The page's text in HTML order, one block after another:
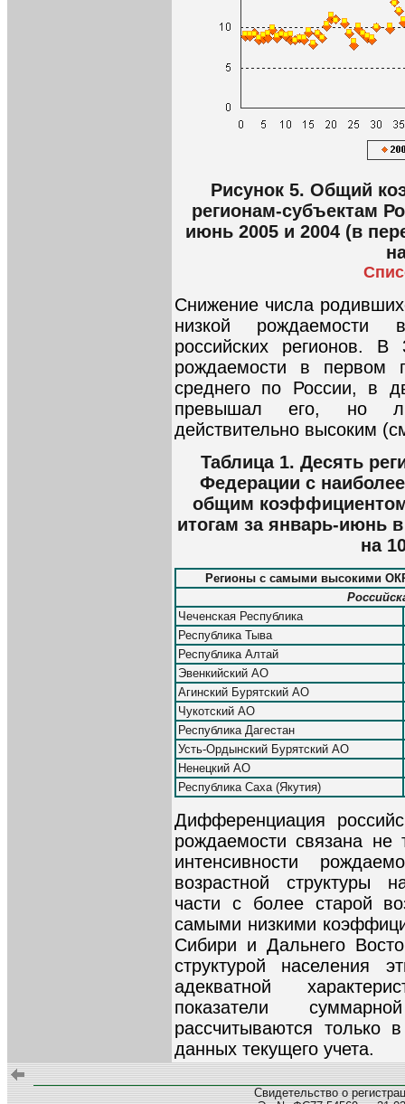
Рисунок 5. Общий
регионам-субъектам
июнь 2005 и 2004 (в
Снижение числа
низкой рождаемости
российских регионов.
рождаемости в первом
среднего по России, в
превышал его, но
действительно высоким
Таблица 1. Десять
Федерации с
общим
итогам за январь-июнь
на
Регионы с самыми высокими
Чеченская Республика
Республика Тыва
Республика Алтай
Эвенкийский АО
Агинский Бурятский АО
Чукотский АО
Республика Дагестан
Усть-Ордынский Бурятский АО
Ненецкий АО
Республика Саха (Якутия)
Дифференциация
рождаемости связана не
интенсивности
возрастной структуры
части с более старой
самыми низкими
Сибири и Дальнего
структурой населения
адекватной
показатели
рассчитываются только
данных текущего учета.
Свидетельство о